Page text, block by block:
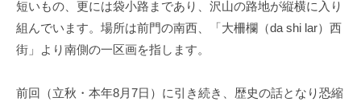
短いもの、更には袋小路まであり、沢山の路地が縦横に入り
組んでいます。場所は前門の南西、「大柵欄（da shi lar）西
街」より南側の一区画を指します。
前回（立秋・本年8月7日）に引き続き、歴史の話となり恐縮